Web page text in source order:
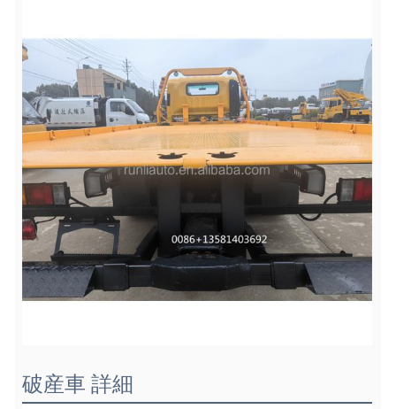
破産車 詳細